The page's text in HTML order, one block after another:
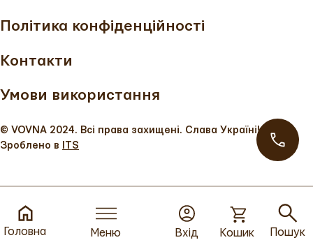
Головна Меню Пошук
Кошик
Вхід
Політика конфіденційності
Контакти
Умови використання
© VOVNA 2024. Всі права захищені. Слава Україні!
Зроблено в
ITS